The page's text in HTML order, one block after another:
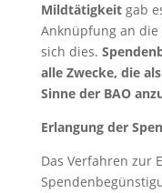
Mildtätigkeitgab
Anknüpfung an die
sich dies.
alle Zwecke, die
Sinne der BAO
Erlangung der
Das Verfahren zur